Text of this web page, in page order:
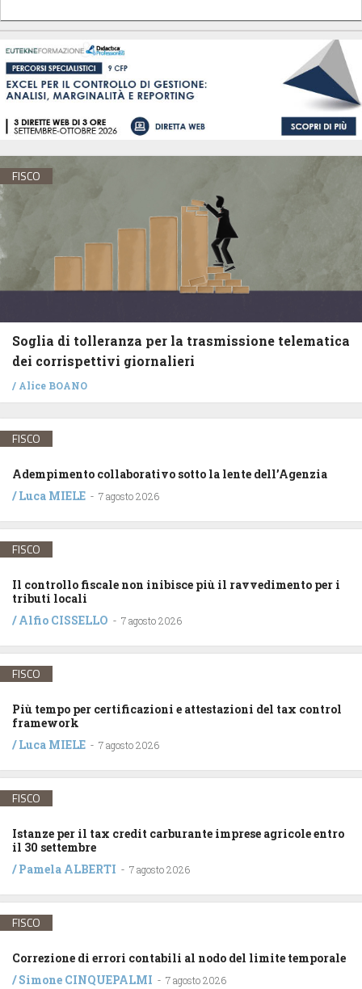
FISCO
Soglia di tolleranza per la trasmissione telematica
dei corrispettivi giornalieri
/ Alice BOANO
FISCO
Adempimento collaborativo sotto la lente dell’Agenzia
/Luca MIELE - 7 agosto 2026
FISCO
Il controllo fiscale non inibisce più il ravvedimento per i
tributi locali
/Alfio CISSELLO - 7 agosto 2026
FISCO
Più tempo per certificazioni e attestazioni del tax control
framework
/Luca MIELE - 7 agosto 2026
FISCO
Istanze per il tax credit carburante imprese agricole entro
il 30 settembre
/Pamela ALBERTI - 7 agosto 2026
FISCO
Correzione di errori contabili al nodo del limite temporale
/Simone CINQUEPALMI - 7 agosto 2026